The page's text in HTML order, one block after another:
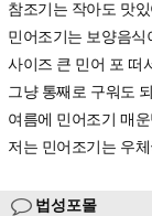
참조기는 작아도 맛
민어조기는 보양음식
사이즈 큰 민어 포 떠
그냥 통째로 구워도
여름에 민어조기 매
저는 민어조기는 우
법성포몰